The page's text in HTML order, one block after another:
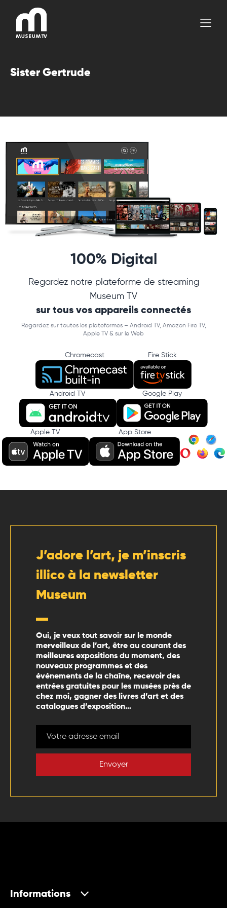
contenu
Sister Gertrude
100% Digital
Regardez notre plateforme de streaming
Museum TV
sur tous vos appareils connectés
Regardez sur toutes les plateformes – Android TV, Amazon Fire TV,
Apple TV & sur le Web
Chromecast Fire Stick
Android TV Google Play
Apple TV App Store
J’adore l’art, je m’inscris
illico à la newsletter
Museum
Oui, je veux tout savoir sur le monde
merveilleux de l’art, être au courant des
meilleures expositions du moment, des
nouveaux programmes et des
événements de la chaîne, recevoir des
entrées gratuites pour les musées près de
chez moi, gagner des livres d’art et des
catalogues d’exposition…
Envoyer
Informations